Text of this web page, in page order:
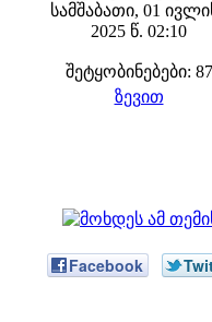
სამშაბათი, 01
2025 წ. 02:10
შეტყობინებები: 87
ზევით
Facebook